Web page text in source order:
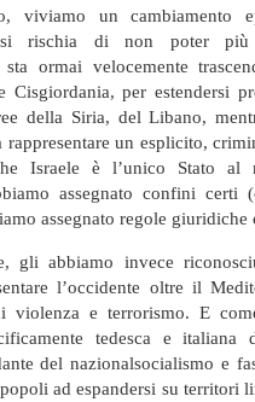
viviamo un cambiamento
rischia di non poter più
sta ormai velocemente
per estendersi
della Siria, del Libano,
rappresentare un esplicito,
Israele è l’unico Stato
assegnato confini certi
assegnato regole giuridiche
gli abbiamo invece
l’occidente oltre il
violenza e terrorismo. E
tedesca e
del nazionalsocialismo e
ad espandersi su territori